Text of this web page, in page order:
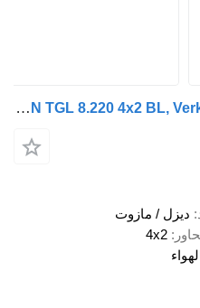
MAN TGL 8.220 4x2 BL, Verkaufsaufbau, NUR 15.800KM!
ديزل / مازوت
4x2